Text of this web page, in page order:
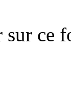
sur ce